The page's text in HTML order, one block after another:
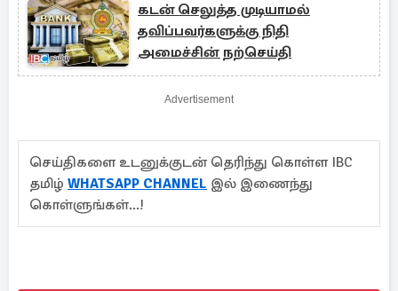
கடன் செலுத்த முடியாமல்
தவிப்பவர்களுக்கு நிதி
அமைச்சின் நற்செய்தி
Advertisement
செய்திகளை உடனுக்குடன் தெரிந்து கொள்ள IBC
தமிழ் WHATSAPP CHANNEL இல் இணைந்து
கொள்ளுங்கள்...!